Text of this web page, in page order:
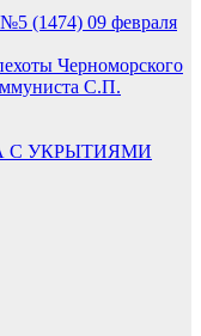
№5 (1474) 09 февраля
Черноморского
С.П.
С УКРЫТИЯМИ